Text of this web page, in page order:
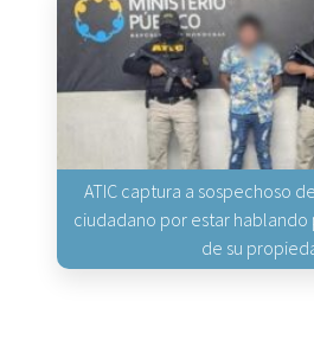
ATIC captura a sospechoso
ciudadano por estar
de su